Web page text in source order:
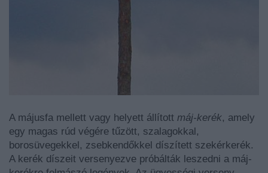
A májusfa mellett vagy helyett állított máj-kerék, amely
egy magas rúd végére tűzött, szalagokkal,
borosüvegekkel, zsebkendőkkel díszített szekérkerék.
A kerék díszeit versenyezve próbálták leszedni a máj-